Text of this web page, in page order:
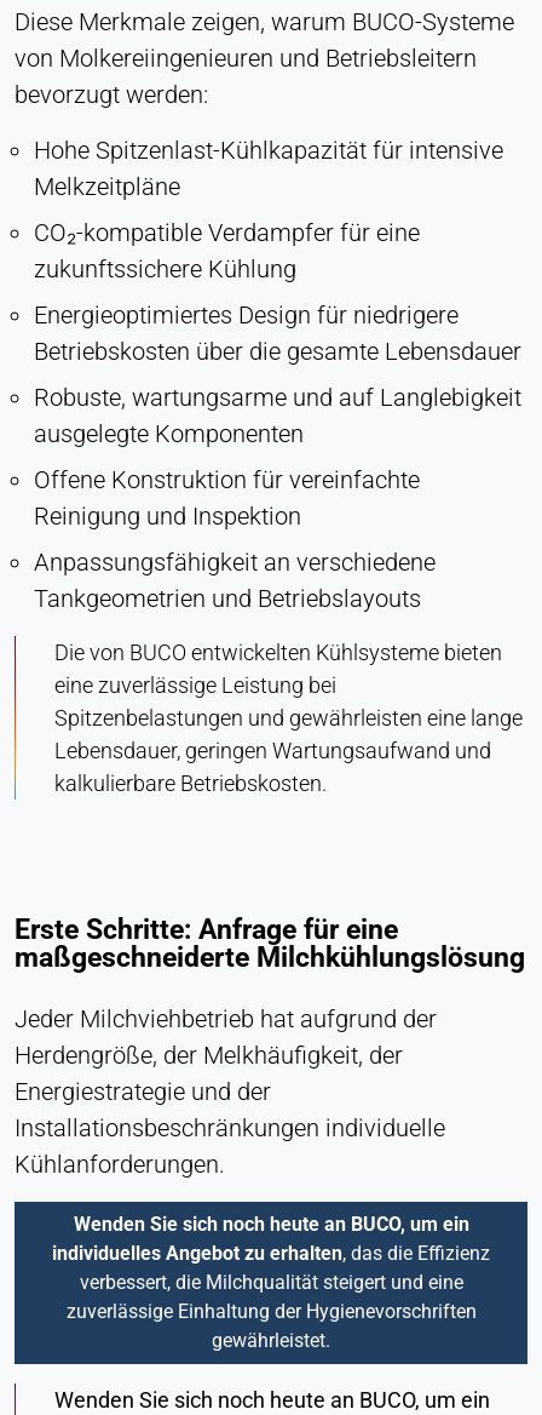
Diese Merkmale zeigen, warum BUCO-Systeme
von Molkereiingenieuren und Betriebsleitern
bevorzugt werden:
Hohe Spitzenlast-Kühlkapazität für intensive
Melkzeitpläne
CO₂-kompatible Verdampfer für eine
zukunftssichere Kühlung
Energieoptimiertes Design für niedrigere
Betriebskosten über die gesamte Lebensdauer
Robuste, wartungsarme und auf Langlebigkeit
ausgelegte Komponenten
Offene Konstruktion für vereinfachte
Reinigung und Inspektion
Anpassungsfähigkeit an verschiedene
Tankgeometrien und Betriebslayouts
Die von BUCO entwickelten Kühlsysteme bieten
eine zuverlässige Leistung bei
Spitzenbelastungen und gewährleisten eine lange
Lebensdauer, geringen Wartungsaufwand und
kalkulierbare Betriebskosten.
Erste Schritte: Anfrage für eine
maßgeschneiderte Milchkühlungslösung
Jeder Milchviehbetrieb hat aufgrund der
Herdengröße, der Melkhäufigkeit, der
Energiestrategie und der
Installationsbeschränkungen individuelle
Kühlanforderungen.
Wenden Sie sich noch heute an BUCO, um ein
individuelles Angebot zu erhalten, das die Effizienz
verbessert, die Milchqualität steigert und eine
zuverlässige Einhaltung der Hygienevorschriften
gewährleistet.
Wenden Sie sich noch heute an BUCO, um ein